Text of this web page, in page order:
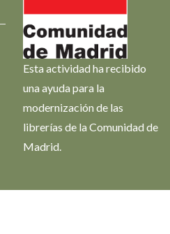
Esta actividad ha recibido
una ayuda para la
modernización de las
librerías de la Comunidad de
Madrid.